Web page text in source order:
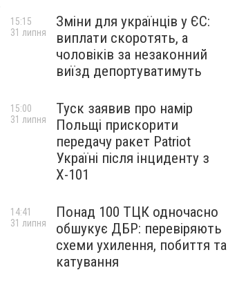
Зміни для українців у ЄС:
виплати скоротять, а
чоловіків за незаконний
виїзд депортуватимуть
15:15
31 липня
Туск заявив про намір
Польщі прискорити
передачу ракет Patriot
Україні після інциденту з
Х-101
15:00
31 липня
Понад 100 ТЦК одночасно
обшукує ДБР: перевіряють
схеми ухилення, побиття та
катування
14:41
31 липня